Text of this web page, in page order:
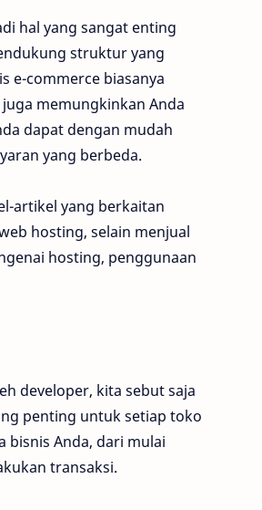
hal yang sangat enting
struktur yang
e-commerce biasanya
memungkinkan Anda
dapat dengan mudah
yang berbeda.
artikel yang berkaitan
hosting, selain menjual
hosting, penggunaan
developer, kita sebut saja
penting untuk setiap toko
bisnis Anda, dari mulai
transaksi.